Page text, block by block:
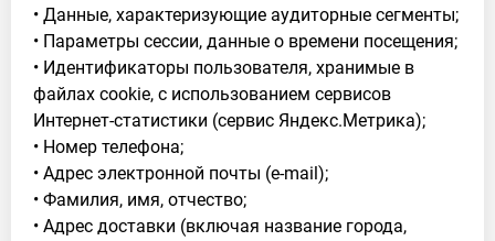
• Данные, характеризующие аудиторные сегменты;
• Параметры сессии, данные о времени посещения;
• Идентификаторы пользователя, хранимые в
файлах cookie, с использованием сервисов
Интернет-статистики (сервис Яндекс.Метрика);
• Номер телефона;
• Адрес электронной почты (e-mail);
• Фамилия, имя, отчество;
• Адрес доставки (включая название города,